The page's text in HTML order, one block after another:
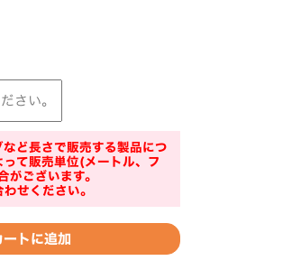
ど長さで販売する製品につ
て販売単位(メートル、フ
がございます。
せください。